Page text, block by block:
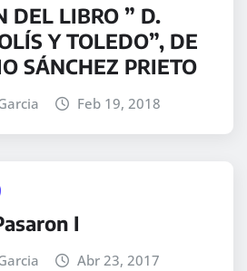
DEL LIBRO ” D.
Y TOLEDO”, DE
SÁNCHEZ PRIETO
Feb 19, 2018
I
Abr 23, 2017